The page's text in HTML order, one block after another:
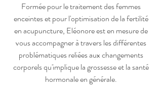
Formée pour le traitement des femmes
enceintes et pour l'optimisation de la fertilité
en acupuncture, Eléonore est en mesure de
vous accompagner à travers les différentes
problématiques reliées aux changements
corporels qu'implique la grossesse et la santé
hormonale en générale.